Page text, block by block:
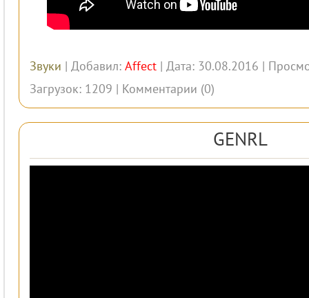
Звуки | Добавил: Affect | Дата: 30.08.2016 |
Загрузок: 1209 | Комментарии (0)
GENRL